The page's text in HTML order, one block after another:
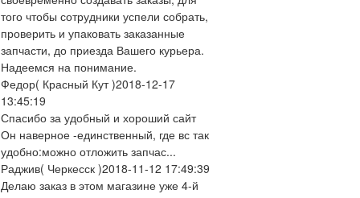
того чтобы сотрудники успели собрать,
проверить и упаковать заказанные
запчасти, до приезда Вашего курьера.
Надеемся на понимание.
Федор( Красный Кут )2018-12-17
13:45:19
Спасибо за удобный и хороший сайт
Он наверное -единственный, где вс так
удобно:можно отложить запчас...
Раджив( Черкесск )2018-11-12 17:49:39
Делаю заказ в этом магазине уже 4-й